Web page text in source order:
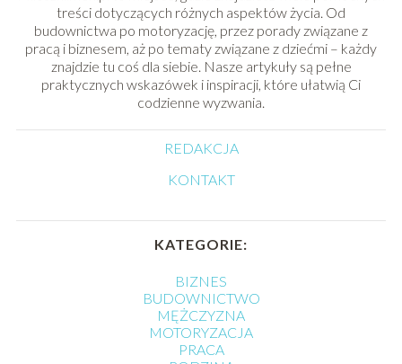
treści dotyczących różnych aspektów życia. Od
budownictwa po motoryzację, przez porady związane z
pracą i biznesem, aż po tematy związane z dziećmi – każdy
znajdzie tu coś dla siebie. Nasze artykuły są pełne
praktycznych wskazówek i inspiracji, które ułatwią Ci
codzienne wyzwania.
REDAKCJA
KONTAKT
KATEGORIE:
BIZNES
BUDOWNICTWO
MĘŻCZYZNA
MOTORYZACJA
PRACA